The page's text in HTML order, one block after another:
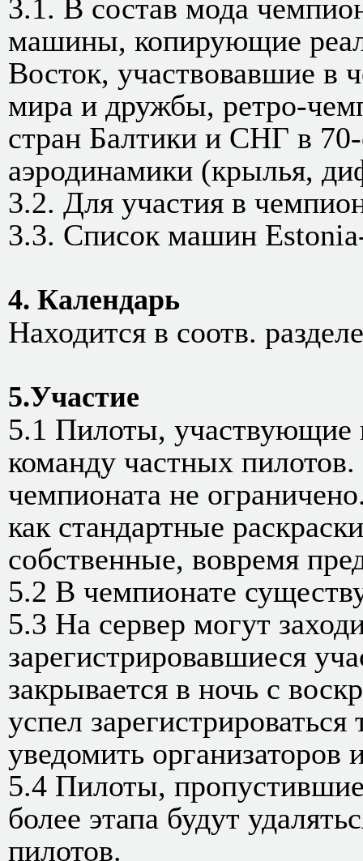
3.1. В состав мода
машины, копирующие
Восток, участвовавшие в
мира и дружбы, ретро-
стран Балтики и СНГ в
аэродинамики (крылья,
3.2. Для участия в
3.3. Список машин
4. Календарь
Находится в соотв.
5.Участие
5.1 Пилоты, участвующие
команду частных
чемпионата не
как стандартные
собственные, вовремя
5.2 В чемпионате
5.3 На сервер могут
зарегистрировавшиеся
закрывается в ночь с
успел
уведомить организаторов
5.4 Пилоты,
более этапа будут
пилотов.